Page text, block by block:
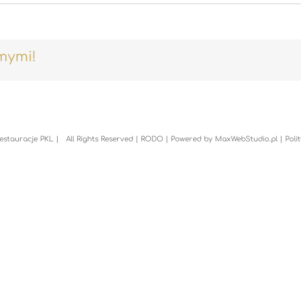
PKL | All Rights Reserved | RODO| Powered by MaxWebStudio.pl |